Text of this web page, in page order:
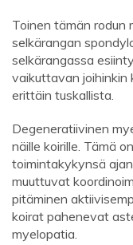
Toinen tämän rodun
selkärangan
selkärangassa
vaikuttavan joihinkin
erittäin tuskallista.
Degeneratiivinen
näille koirille. Tämä
toimintakykynsä
muuttuvat
pitäminen
koirat pahenevat
myelopatia.